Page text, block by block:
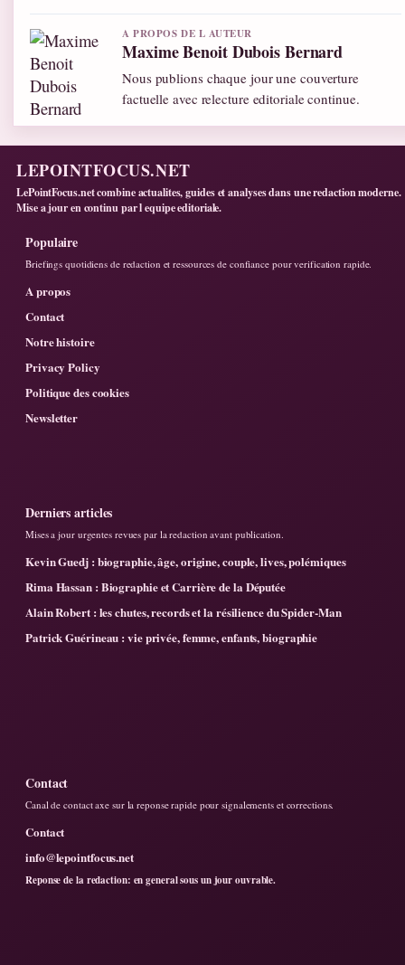
A PROPOS DE L AUTEUR
Maxime Benoit Dubois Bernard
Nous publions chaque jour une couverture
factuelle avec relecture editoriale continue.
LEPOINTFOCUS.NET
LePointFocus.net combine actualites, guides et analyses dans une redaction moderne.
Mise a jour en continu par l equipe editoriale.
Populaire
Briefings quotidiens de redaction et ressources de confiance pour verification rapide.
A propos
Contact
Notre histoire
Privacy Policy
Politique des cookies
Newsletter
Derniers articles
Mises a jour urgentes revues par la redaction avant publication.
Kevin Guedj : biographie, âge, origine, couple, lives, polémiques
Rima Hassan : Biographie et Carrière de la Députée
Alain Robert : les chutes, records et la résilience du Spider-Man
Patrick Guérineau : vie privée, femme, enfants, biographie
Contact
Canal de contact axe sur la reponse rapide pour signalements et corrections.
Contact
info@lepointfocus.net
Reponse de la redaction: en general sous un jour ouvrable.